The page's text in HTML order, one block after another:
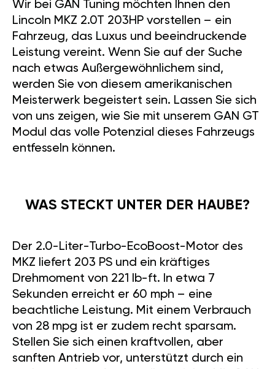
INSTALLATION GÄN
GT/GTL
LINCOLN MKZ 2.0T
203HP: ENTFESSELN SIE
DIE KRAFT MIT GÄN
TUNING